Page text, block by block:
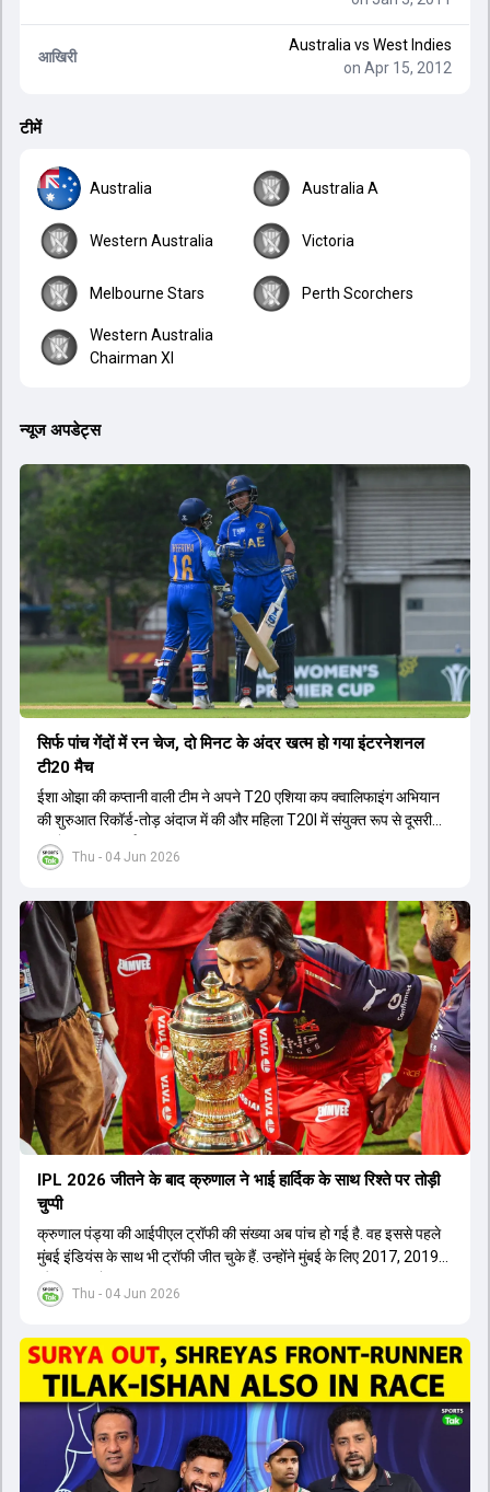
आखिरी
Australia vs West Indies
on Apr 15, 2012
टीमें
Australia Australia A
Western Australia Victoria
Melbourne Stars Perth Scorchers
Western Australia
Chairman XI
न्यूज अपडेट्स
Thu - 04 Jun 2026
सिर्फ पांच गेंदों में रन चेज, दो मिनट के अंदर खत्म हो गया इंटरनेशनल
टी20 मैच
ईशा ओझा की कप्तानी वाली टीम ने अपने T20 एशिया कप क्वालिफाइंग अभियान
की शुरुआत रिकॉर्ड-तोड़ अंदाज में की और महिला T20I में संयुक्त रूप से दूसरी
सबसे बड़ी जीत दर्ज की.
Thu - 04 Jun 2026
IPL 2026 जीतने के बाद क्रुणाल ने भाई हार्द‍िक के साथ र‍िश्ते पर तोड़ी
चुप्पी
क्रुणाल पंड्या की आईपीएल ट्रॉफी की संख्या अब पांच हो गई है. वह इससे पहले
मुंबई इंडियंस के साथ भी ट्रॉफी जीत चुके हैं. उन्होंने मुंबई के लिए 2017, 2019
और 2020 में ट्रॉफी जीती थी.